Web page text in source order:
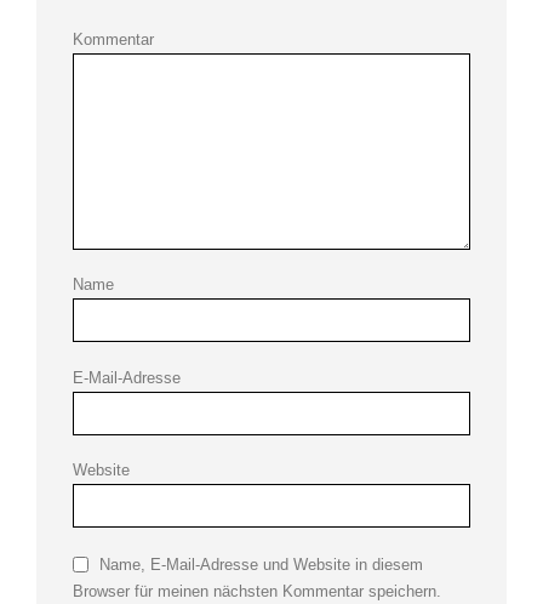
Kommentar
Name
E-Mail-Adresse
Website
Name, E-Mail-Adresse und Website in diesem
Browser für meinen nächsten Kommentar speichern.